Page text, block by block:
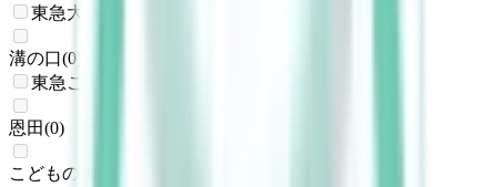
東急大井町線
溝の口(0
東急こどもの国線
恩田(0)
こどもの国